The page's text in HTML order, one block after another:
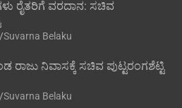
ರೈತರಿಗೆ ವರದಾನ: ಸಚಿವ
Suvarna Belaku
ರಾಜು ನಿವಾಸಕ್ಕೆ ಸಚಿವ ಪುಟ್ಟರಂಗಶೆಟ್ಟಿ
Suvarna Belaku